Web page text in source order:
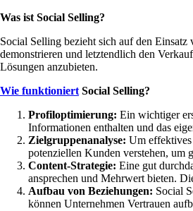
Was ist Social Selling?
Social Selling bezieht sich auf den
demonstrieren und letztendlich den
Lösungen anzubieten.
Wie funktioniert Social Selling?
Profiloptimierung: Ein wichtiger
Informationen enthalten und das
Zielgruppenanalyse: Um effektives
potenziellen Kunden verstehen, um
Content-Strategie: Eine gut
ansprechen und Mehrwert bieten.
Aufbau von Beziehungen: Social
können Unternehmen Vertrauen